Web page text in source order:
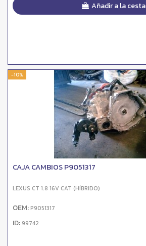
Añadir a la cesta
-10%
CAJA CAMBIOS P9051317
LEXUS CT 1.8 16V CAT (HÍBRIDO)
OEM: P9051317
ID: 99742